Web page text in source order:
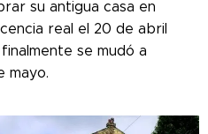
su antigua casa en
real el 20 de abril
se mudó a
mayo.